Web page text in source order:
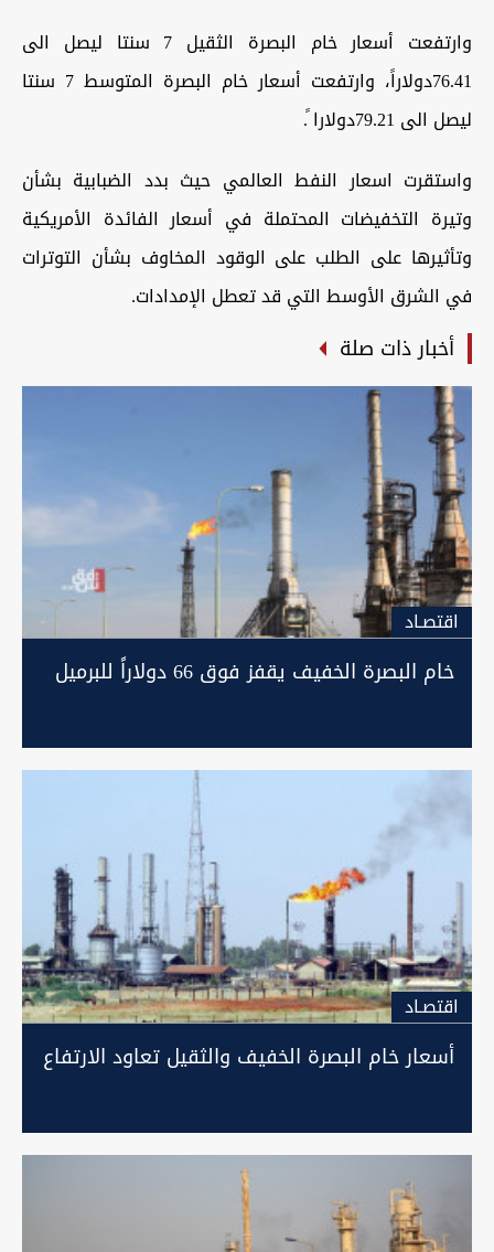
وارتفعت أسعار خام البصرة الثقيل 7 سنتا ليصل الى
76.41دولاراً، وارتفعت أسعار خام البصرة المتوسط 7 سنتا
ليصل الى 79.21دولارا ً.
واستقرت اسعار النفط العالمي حيث بدد الضبابية بشأن
وتيرة التخفيضات المحتملة في أسعار الفائدة الأمريكية
وتأثيرها على الطلب على الوقود المخاوف بشأن التوترات
في الشرق الأوسط التي قد تعطل الإمدادات.
أخبار ذات صلة
اقتصـاد
خام البصرة الخفيف يقفز فوق 66 دولاراً للبرميل
اقتصـاد
أسعار خام البصرة الخفيف والثقيل تعاود الارتفاع